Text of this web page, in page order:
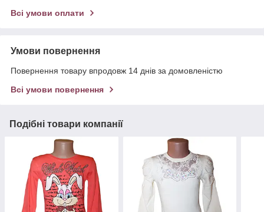
Всі умови оплати
Умови повернення
Повернення товару впродовж 14 днів за домовленістю
Всі умови повернення
Подібні товари компанії